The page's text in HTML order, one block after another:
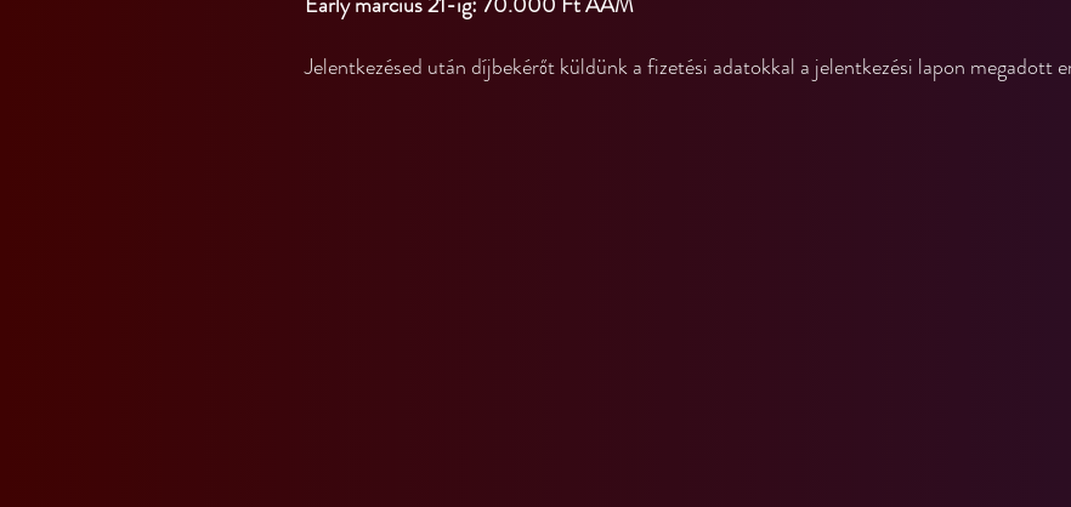
Jelentkezésed után díjbekérőt küldünk a fizetési adatokkal a jelentkezési lapon megadott